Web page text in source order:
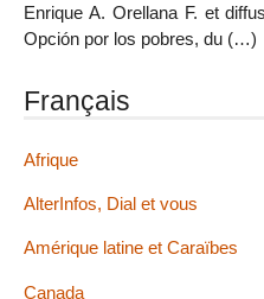
Enrique A. Orellana F. et
Opción por los pobres, du (…)
Français
Afrique
AlterInfos, Dial et vous
Amérique latine et Caraïbes
Canada